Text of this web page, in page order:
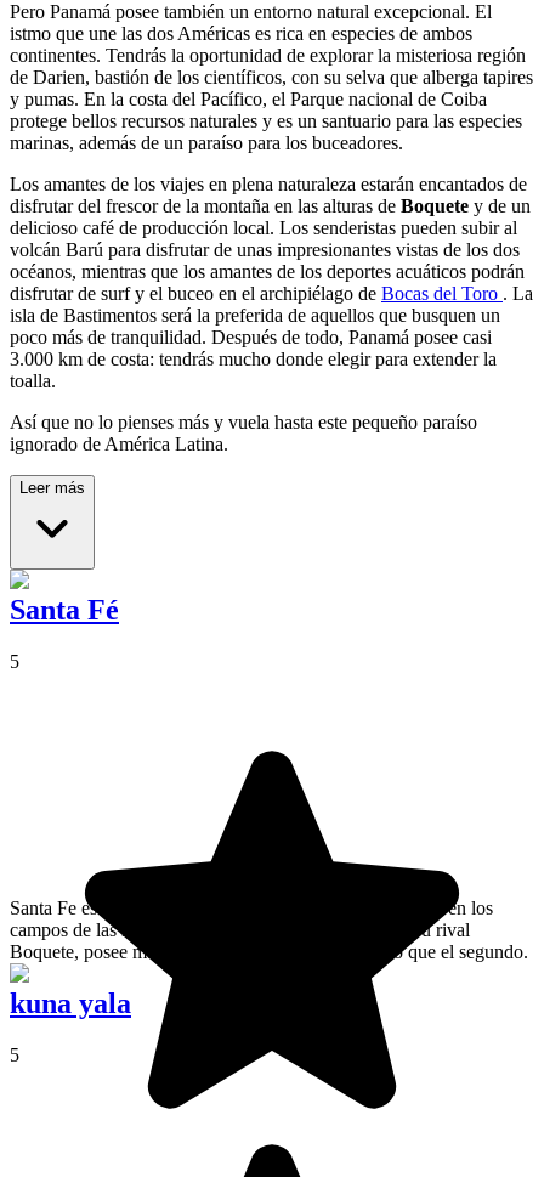
Pero Panamá posee también un entorno natural excepcional. El
istmo que une las dos Américas es rica en especies de ambos
continentes. Tendrás la oportunidad de explorar la misteriosa región
de Darien, bastión de los científicos, con su selva que alberga tapires
y pumas. En la costa del Pacífico, el Parque nacional de Coiba
protege bellos recursos naturales y es un santuario para las especies
marinas, además de un paraíso para los buceadores.
Los amantes de los viajes en plena naturaleza estarán encantados de
disfrutar del frescor de la montaña en las alturas de Boquete y de un
delicioso café de producción local. Los senderistas pueden subir al
volcán Barú para disfrutar de unas impresionantes vistas de los dos
océanos, mientras que los amantes de los deportes acuáticos podrán
disfrutar de surf y el buceo en el archipiélago de Bocas del Toro . La
isla de Bastimentos será la preferida de aquellos que busquen un
poco más de tranquilidad. Después de todo, Panamá posee casi
3.000 km de costa: tendrás mucho donde elegir para extender la
toalla.
Así que no lo pienses más y vuela hasta este pequeño paraíso
ignorado de América Latina.
Leer más
Santa Fé
5
Santa Fe es un pueblecito pintoresco de Panamá ubicado en los
campos de las montañas. Mucho menos popular que su rival
Boquete, posee más autenticidad y es más tranquilo que el segundo.
kuna yala
5